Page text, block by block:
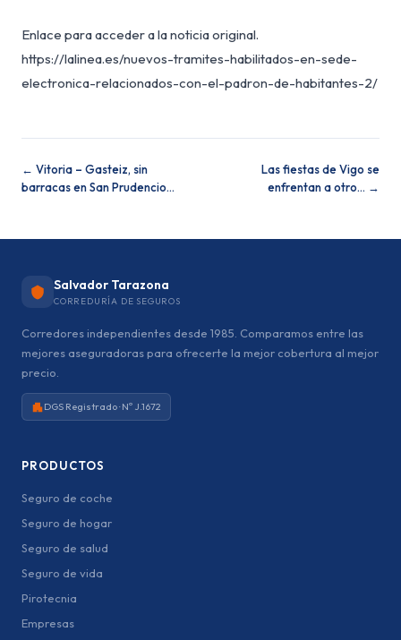
Enlace para acceder a la noticia original.
https://lalinea.es/nuevos-tramites-habilitados-en-sede-
electronica-relacionados-con-el-padron-de-habitantes-2/
← Vitoria – Gasteiz, sin
barracas en San Prudencio…
Las fiestas de Vigo se
enfrentan a otro… →
Salvador Tarazona
CORREDURÍA DE SEGUROS
Corredores independientes desde 1985. Comparamos entre las
mejores aseguradoras para ofrecerte la mejor cobertura al mejor
precio.
DGS Registrado · Nº J.1672
PRODUCTOS
Seguro de coche
Seguro de hogar
Seguro de salud
Seguro de vida
Pirotecnia
Empresas